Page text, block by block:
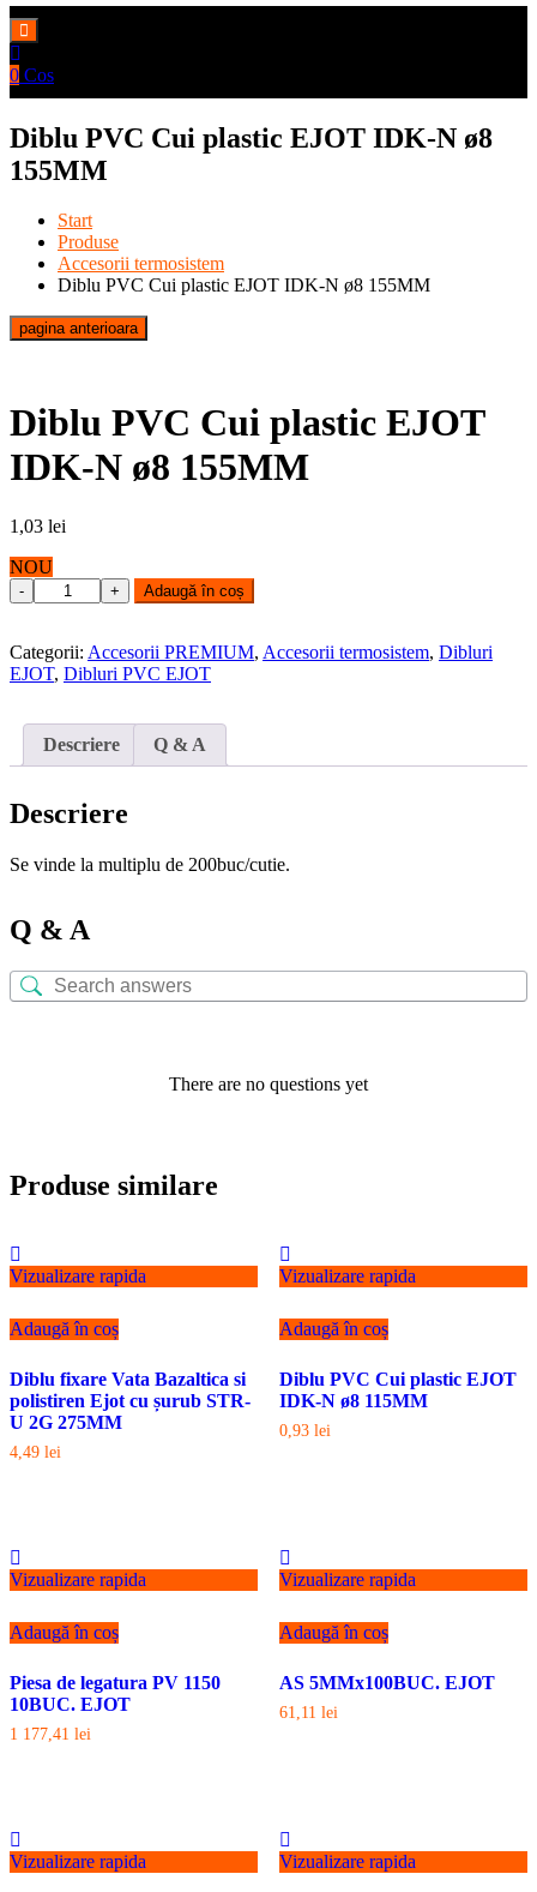
0 Cos
Diblu PVC Cui plastic EJOT IDK-N ø8
155MM
Start
Produse
Accesorii termosistem
Diblu PVC Cui plastic EJOT IDK-N ø8 155MM
pagina anterioara
Diblu PVC Cui plastic EJOT
IDK-N ø8 155MM
1,03 lei
NOU
Diblu
PVC
plastic
EJOT
155MM
Adaugă în coș
Categorii: Accesorii PREMIUM, Accesorii termosistem, Dibluri
EJOT, Dibluri PVC EJOT
Descriere Q & A
Descriere
Se vinde la multiplu de 200buc/cutie.
Q & A
There are no questions yet
Produse similare
Vizualizare rapida
Adaugă în coș
Diblu fixare Vata Bazaltica si
polistiren Ejot cu șurub STR-
U 2G 275MM
4,49 lei
Vizualizare rapida
Adaugă în coș
Diblu PVC Cui plastic EJOT
IDK-N ø8 115MM
0,93 lei
Vizualizare rapida
Adaugă în coș
Piesa de legatura PV 1150
10BUC. EJOT
1 177,41 lei
Vizualizare rapida
Adaugă în coș
AS 5MMx100BUC. EJOT
61,11 lei
Vizualizare rapida Vizualizare rapida